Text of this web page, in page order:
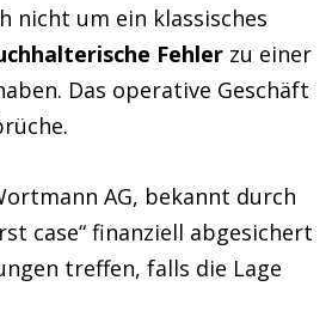
nicht um ein klassisches
Fehler zu einer
Das operative Geschäft
AG, bekannt durch
case“ finanziell abgesichert
treffen, falls die Lage